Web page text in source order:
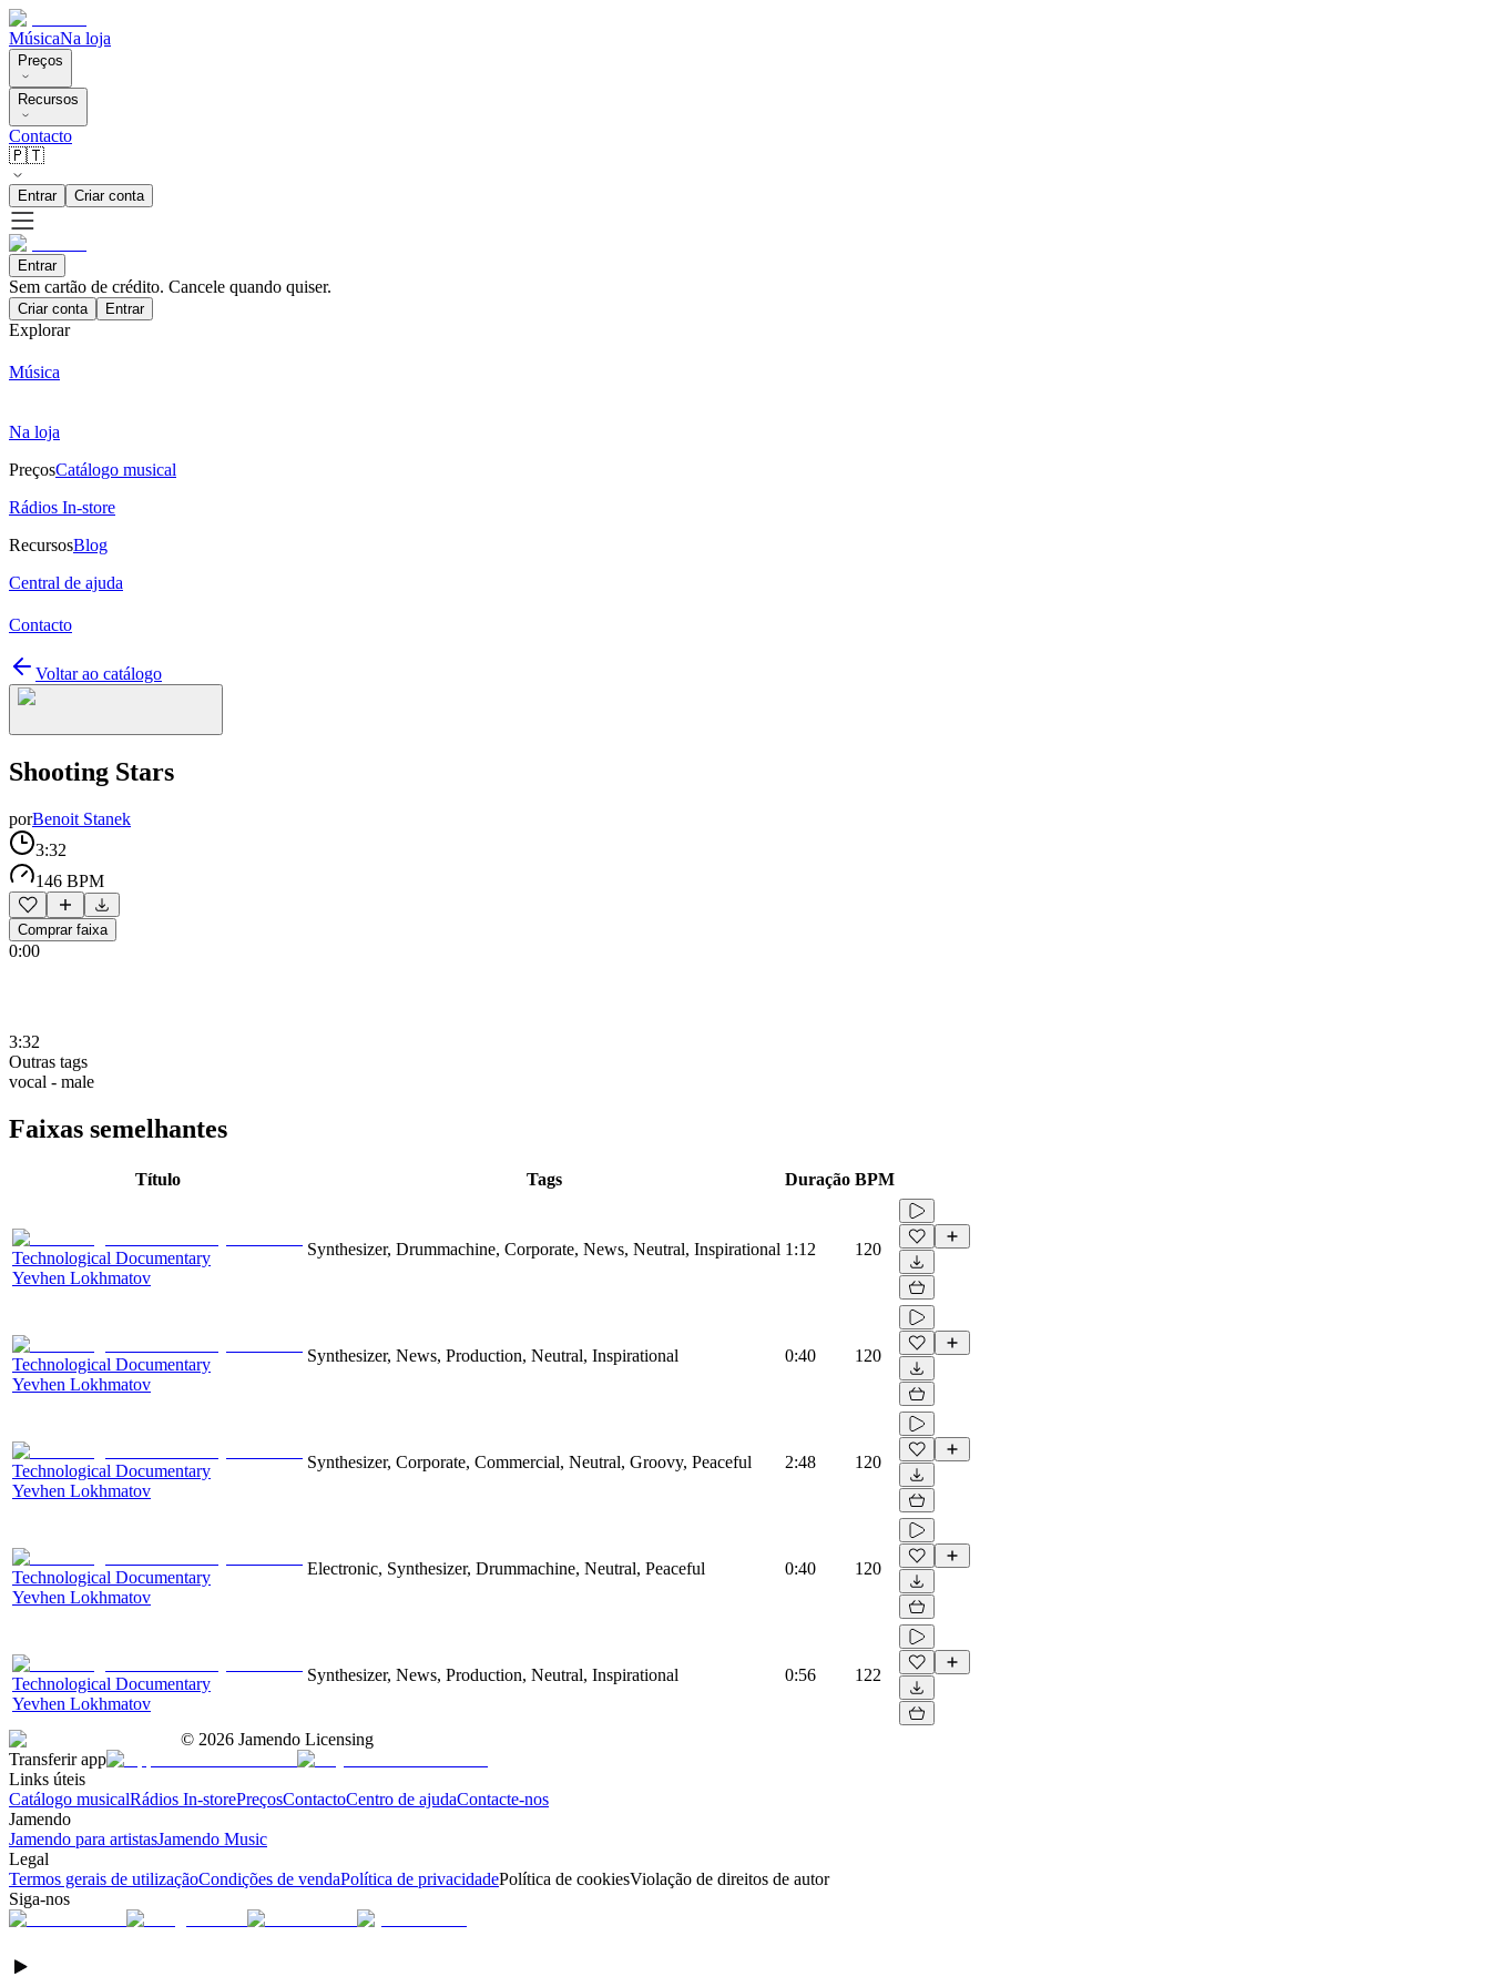
MúsicaNa loja
Preços
Recursos
Contacto
🇵🇹
Entrar Criar conta
Entrar
Sem cartão de crédito. Cancele quando quiser.
Criar conta Entrar
Explorar
Música
Na loja
PreçosCatálogo musical
Rádios In-store
RecursosBlog
Central de ajuda
Contacto
Voltar ao catálogo
Shooting Stars
porBenoit Stanek
3:32
146 BPM
Comprar faixa
0:00
3:32
Outras tags
vocal - male
Faixas semelhantes
Título Tags Duração BPM
Technological Documentary
Yevhen Lokhmatov
Synthesizer, Drummachine, Corporate, News, Neutral, Inspirational 1:12 120
Technological Documentary
Yevhen Lokhmatov
Synthesizer, News, Production, Neutral, Inspirational 0:40 120
Technological Documentary
Yevhen Lokhmatov
Synthesizer, Corporate, Commercial, Neutral, Groovy, Peaceful 2:48 120
Technological Documentary
Yevhen Lokhmatov
Electronic, Synthesizer, Drummachine, Neutral, Peaceful 0:40 120
Technological Documentary
Yevhen Lokhmatov
Synthesizer, News, Production, Neutral, Inspirational 0:56 122
© 2026 Jamendo Licensing
Transferir app
Links úteis
Catálogo musicalRádios In-storePreçosContactoCentro de ajudaContacte-nos
Jamendo
Jamendo para artistasJamendo Music
Legal
Termos gerais de utilizaçãoCondições de vendaPolítica de privacidadePolítica de cookiesViolação de direitos de autor
Siga-nos